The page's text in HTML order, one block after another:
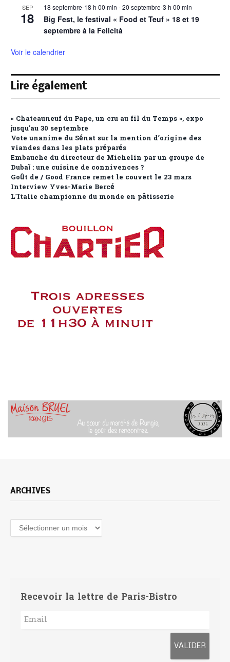
SEP
18
18 septembre-18 h 00 min -20 septembre-3 h 00 min
Big Fest, le festival « Food et Teuf » 18 et 19
septembre à la Felicità
Voir le calendrier
Lire également
« Chateauneuf du Pape, un cru au fil du Temps », expo
jusqu’au 30 septembre
Vote unanime du Sénat sur la mention d’origine des
viandes dans les plats préparés
Embauche du directeur de Michelin par un groupe de
Dubaï : une cuisine de connivences ?
Goût de / Good France remet le couvert le 23 mars
Interview Yves-Marie Bercé
L’Italie championne du monde en pâtisserie
ARCHIVES
Archives
Recevoir la lettre de Paris-Bistro